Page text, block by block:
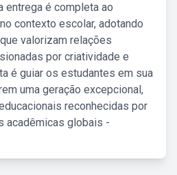
entrega é completa ao
contexto escolar, adotando
valorizam relações
por criatividade e
é guiar os estudantes em sua
uma geração excepcional,
reconhecidas por
acadêmicas globais -